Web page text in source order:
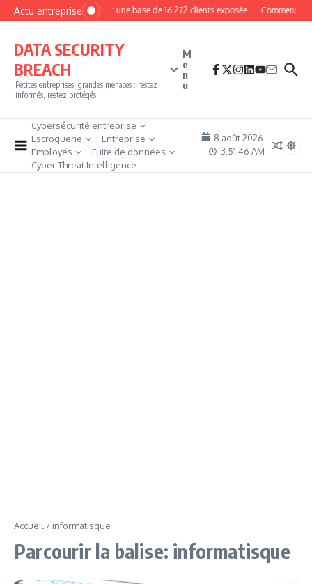
Aller au contenu
Actu entrepriseMyPhoto : une base de 16 272 clients exposée Comment
DATA SECURITY
BREACH
Petites entreprises, grandes menaces : restez
informés, restez protégés
M
e
n
u
Cybersécurité entreprise
Escroquerie
Entreprise
Employés
Fuite de données
Cyber Threat Intelligence
8 août 2026
3:51:47 AM
Accueil / informatisque
Parcourir la balise: informatisque